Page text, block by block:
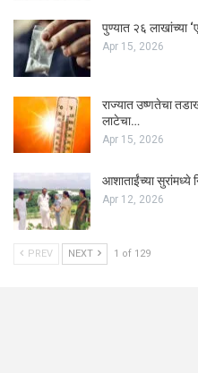
पुण्यात २६ लाखांच्या
Apr 15, 2026
राज्यात उष्णतेचा
लाटेचा…
Apr 15, 2026
आशाताईंच्या सुरांमध्ये
Apr 12, 2026
PREV NEXT 1 of 129